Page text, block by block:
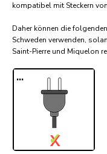
kompatibel mit Steckern
Daher können die
Schweden verwenden,
Saint-Pierre und Miquelon
...
X
✓